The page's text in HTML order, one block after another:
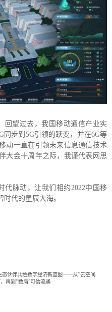
回望过去，我国移动通信产业实
同步到5G引领的跃变，并在6G等
动一直在引领未来信息通信技术
大会十周年之际，我谨代表网思
代脉动，让我们相约2022中国移
代的星辰大海。
态伙伴共绘数字经济新蓝图——从“云空间
再到“数盾”可信流通